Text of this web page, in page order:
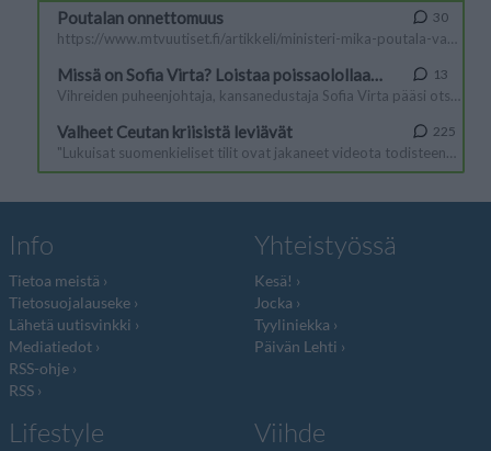
Info
Tietoa meistä
Tietosuojalauseke
Lähetä uutisvinkki
Mediatiedot
RSS-ohje
RSS
Yhteistyössä
Kesä!
Jocka
Tyyliniekka
Päivän Lehti
Lifestyle Viihde